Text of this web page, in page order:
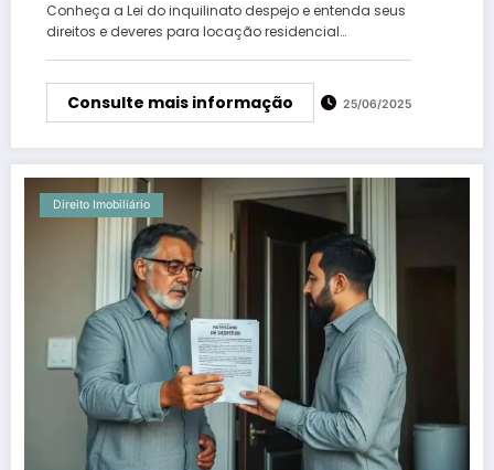
Conheça a Lei do inquilinato despejo e entenda seus
direitos e deveres para locação residencial…
Consulte mais informação 25/06/2025
Direito Imobiliário